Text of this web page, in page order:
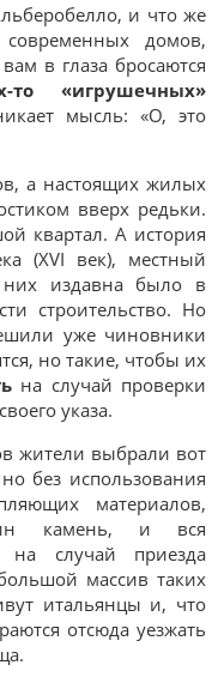
и что же
домов,
в глаза бросаются
то «игрушечных»
мысль: «О, это
а настоящих жилых
вверх редьки.
квартал. А история
(XVI век), местный
них издавна было в
строительство. Но
уже чиновники
но такие, чтобы их
на случай проверки
указа.
жители выбрали вот
без использования
материалов,
камень, и вся
на случай приезда
массив таких
итальянцы и, что
отсюда уезжать